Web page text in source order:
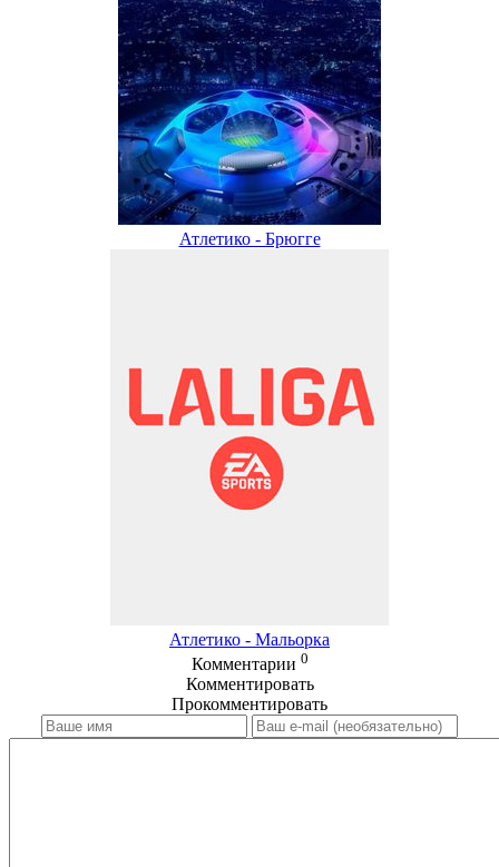
Атлетико - Брюгге
Атлетико - Мальорка
Комментарии 0
Комментировать
Прокомментировать